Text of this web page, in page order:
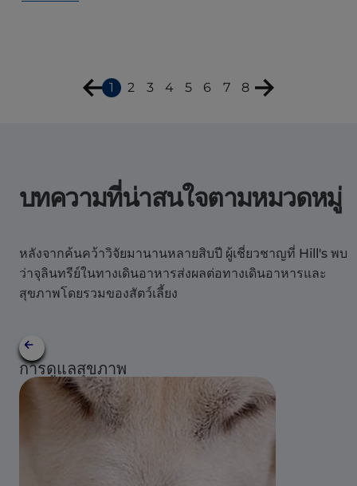
1 2 3 4 5 6 7 8
บทความที่น่าสนใจตามหมวดหมู่
หลังจากค้นคว้าวิจัยมานานหลายสิบปี ผู้เชี่ยวชาญที่ Hill's พบ
ว่าจุลินทรีย์ในทางเดินอาหารส่งผลต่อทางเดินอาหารและ
สุขภาพโดยรวมของสัตว์เลี้ยง
การดูแลสุขภาพ